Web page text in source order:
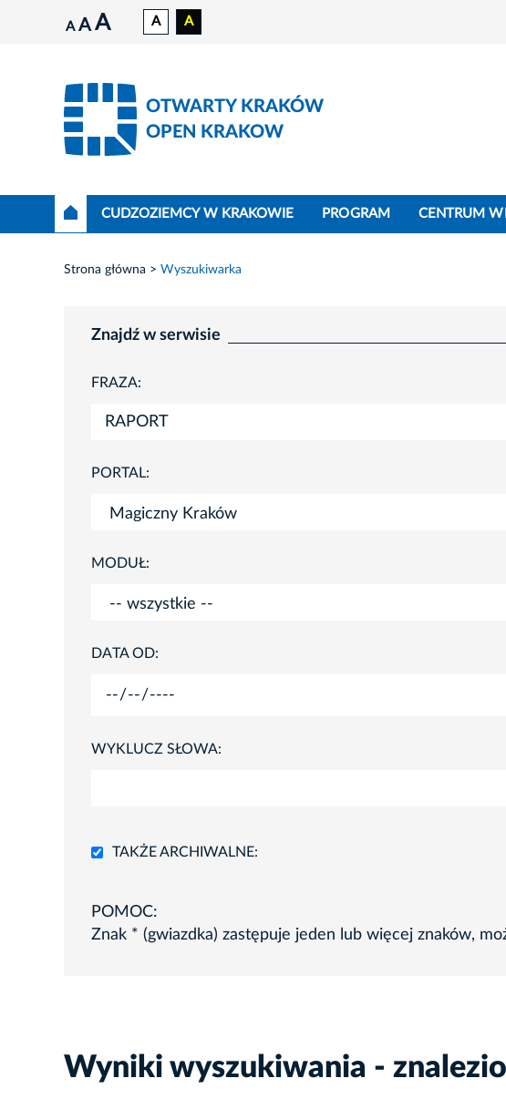
A A A A A
OTWARTY KRAKÓW
OPEN KRAKOW
CUDZOZIEMCY W KRAKOWIE PROGRAM CENTRUM
Strona główna Wyszukiwarka
Znajdź w serwisie
FRAZA:
PORTAL:
MODUŁ:
DATA OD:
WYKLUCZ SŁOWA:
TAKŻE ARCHIWALNE:
POMOC:
Znak * (gwiazdka) zastępuje jeden lub więcej znaków,
Wyniki wyszukiwania -